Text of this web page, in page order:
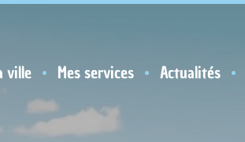
ville Mes services Actualités